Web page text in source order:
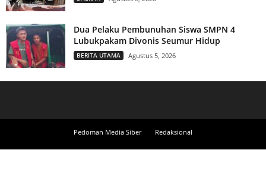
Dua Pelaku Pembunuhan Siswa SMPN 4
Lubukpakam Divonis Seumur Hidup
BERITA UTAMA Agustus 5, 2026
Pedoman Media Siber Redaksional